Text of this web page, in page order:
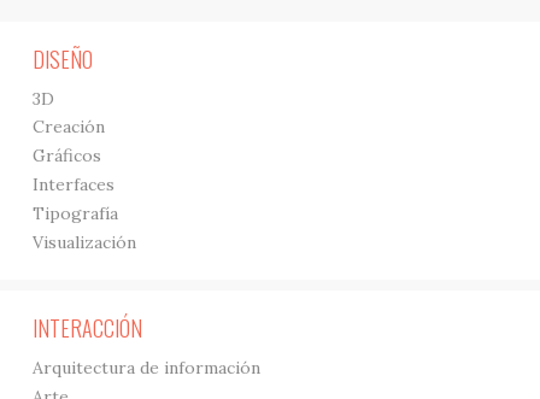
DISEÑO
3D
Creación
Gráficos
Interfaces
Tipografía
Visualización
INTERACCIÓN
Arquitectura de información